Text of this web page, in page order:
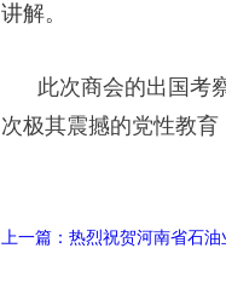
讲解。
此次商会的出国考察
次极其震撼的党性教育
上一篇： 热烈祝贺河南省石